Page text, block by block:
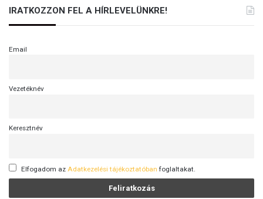
IRATKOZZON FEL A HÍRLEVELÜNKRE!
Email
Vezetéknév
Keresztnév
Elfogadom az Adatkezelési tájékoztatóban foglaltakat.